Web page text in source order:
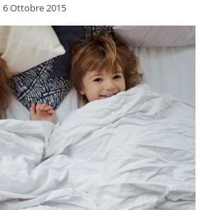
6 Ottobre 2015